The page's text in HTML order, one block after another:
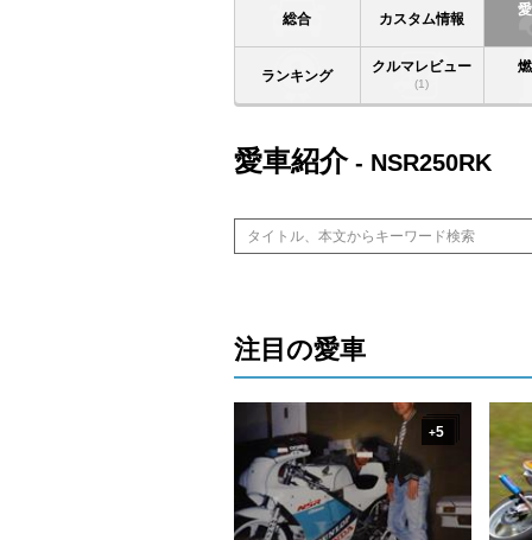
総合 カスタム情報
ランキング
クルマレビュー
(1)
愛車紹介- NSR250RK
注目の愛車
+5